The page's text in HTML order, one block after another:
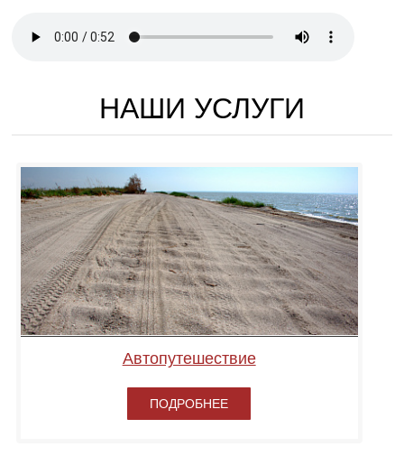
НАШИ УСЛУГИ
Автопутешествие
ПОДРОБНЕЕ